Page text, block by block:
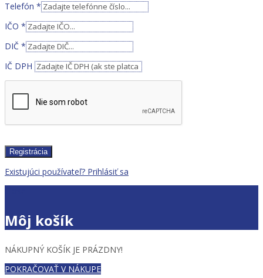
Telefón *
IČO *
DIČ *
IČ DPH
Registrácia
Existujúci používateľ? Prihlásiť sa
Môj košík
NÁKUPNÝ KOŠÍK JE PRÁZDNY!
POKRAČOVAŤ V NÁKUPE